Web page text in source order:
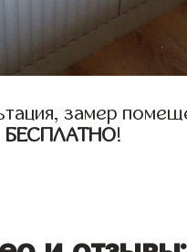
замер
БЕСПЛАТНО!
и отзывы: